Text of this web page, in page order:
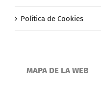
Política de Cookies
MAPA DE LA WEB